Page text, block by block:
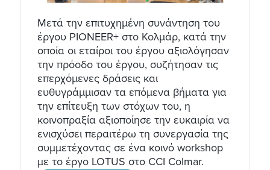
Μετά την επιτυχημένη συνάντηση του
έργου PIONEER+ στο Κολμάρ, κατά την
οποία οι εταίροι του έργου αξιολόγησαν
την πρόοδο του έργου, συζήτησαν τις
επερχόμενες δράσεις και
ευθυγράμμισαν τα επόμενα βήματα για
την επίτευξη των στόχων του, η
κοινοπραξία αξιοποίησε την ευκαιρία να
ενισχύσει περαιτέρω τη συνεργασία της
συμμετέχοντας σε ένα κοινό workshop
με το έργο LOTUS στο CCI Colmar.